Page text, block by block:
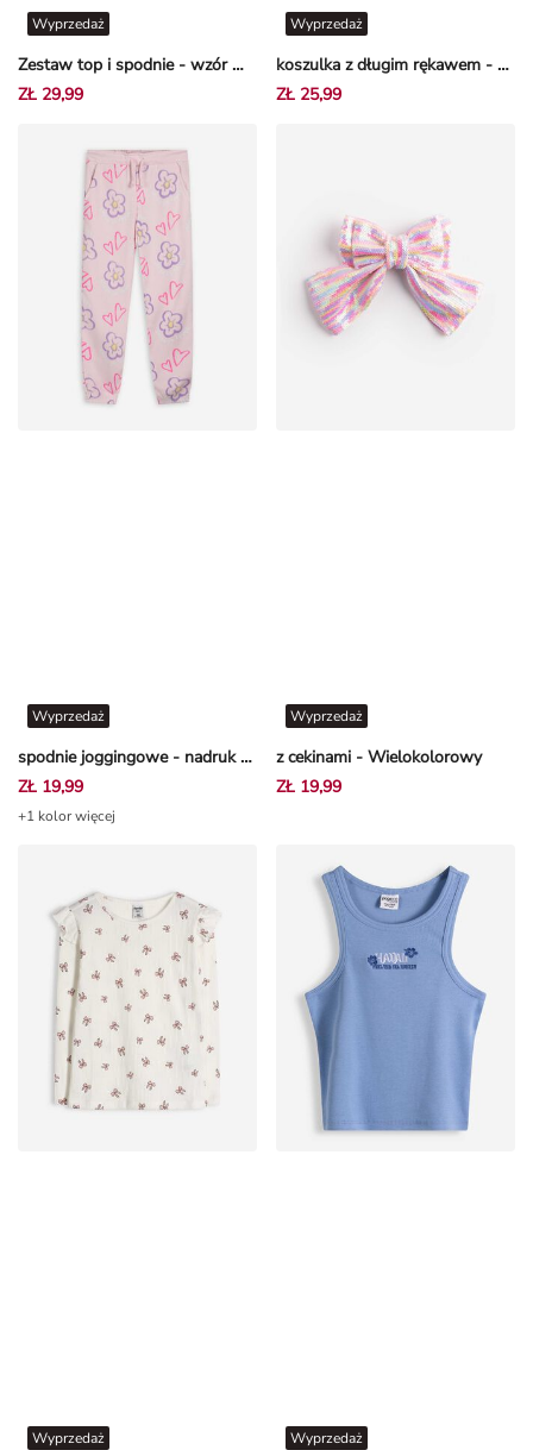
Zestaw top i spodnie - wzór w kwiaty - Miętowy
Wyprzedaż
ZŁ 29,99
koszulka z długim rękawem - ozdobne kamyki - Czarny
Wyprzedaż
ZŁ 25,99
spodnie joggingowe - nadruk na całej powierzchni - Jasnoróżowy
Wyprzedaż
ZŁ 19,99
+1 kolor więcej
z cekinami - Wielokolorowy
Wyprzedaż
ZŁ 19,99
Wyprzedaż Wyprzedaż